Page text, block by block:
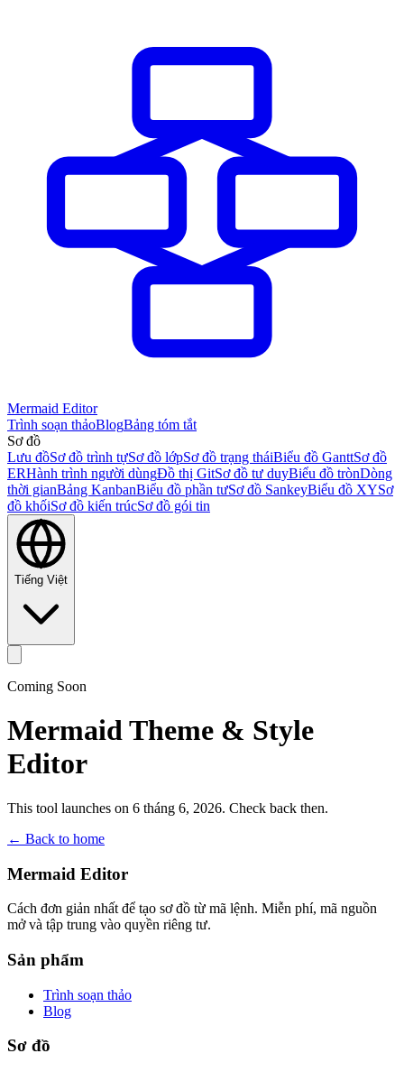
Mermaid Editor
Trình soạn thảoBlogBảng tóm tắt
Sơ đồ
Lưu đồSơ đồ trình tựSơ đồ lớpSơ đồ trạng tháiBiểu đồ GanttSơ đồ
ERHành trình người dùngĐồ thị GitSơ đồ tư duyBiểu đồ trònDòng
thời gianBảng KanbanBiểu đồ phần tưSơ đồ SankeyBiểu đồ XYSơ
đồ khốiSơ đồ kiến trúcSơ đồ gói tin
Tiếng Việt
Coming Soon
Mermaid Theme & Style
Editor
This tool launches on 6 tháng 6, 2026. Check back then.
← Back to home
Mermaid Editor
Cách đơn giản nhất để tạo sơ đồ từ mã lệnh. Miễn phí, mã nguồn
mở và tập trung vào quyền riêng tư.
Sản phẩm
Trình soạn thảo
Blog
Sơ đồ